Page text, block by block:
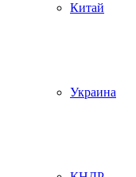
Китай
Украина